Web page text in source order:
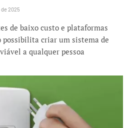
de 2025
de baixo custo e plataformas
possibilita criar um sistema de
a qualquer pessoa